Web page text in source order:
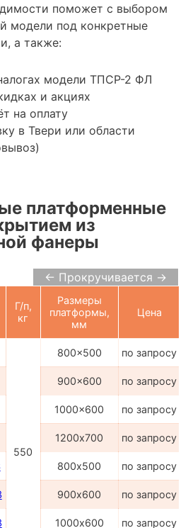
поможет с выбором
модели под конкретные
а также:
модели ТПСР-2 ФЛ
и акциях
на оплату
в Твери или области
платформенные
из
фанеры
← Прокручивается →
Г/п,
кг
Размеры
платформы,
мм
Цена
550
800x500 по запросу
900x600 по запросу
1000x600 по запросу
1200х700 по запросу
800х500 по запросу
900х600 по запросу
1000х600 по запросу